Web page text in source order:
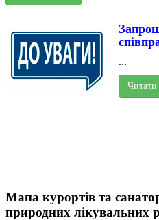
...
Мапа курортів та
природних лікувальних